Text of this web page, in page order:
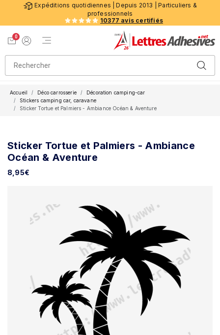
Expéditions quotidiennes | Depuis 2013 | Particuliers &
professionnels
10377 avis certifiés
0
Menu de navigation
Accueil Déco carrosserie
Décoration camping-car
Stickers camping car, caravane
Sticker Tortue et Palmiers - Ambiance Océan & Aventure
Sticker Tortue et Palmiers - Ambiance
Océan & Aventure
8,95€